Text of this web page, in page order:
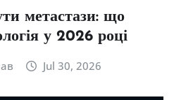
метастази: що
у 2026 році
Jul 30, 2026